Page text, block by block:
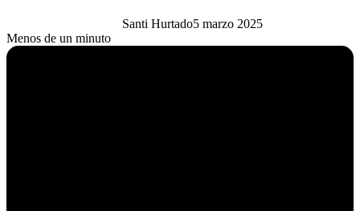
Santi Hurtado5 marzo 2025
Menos de un minuto